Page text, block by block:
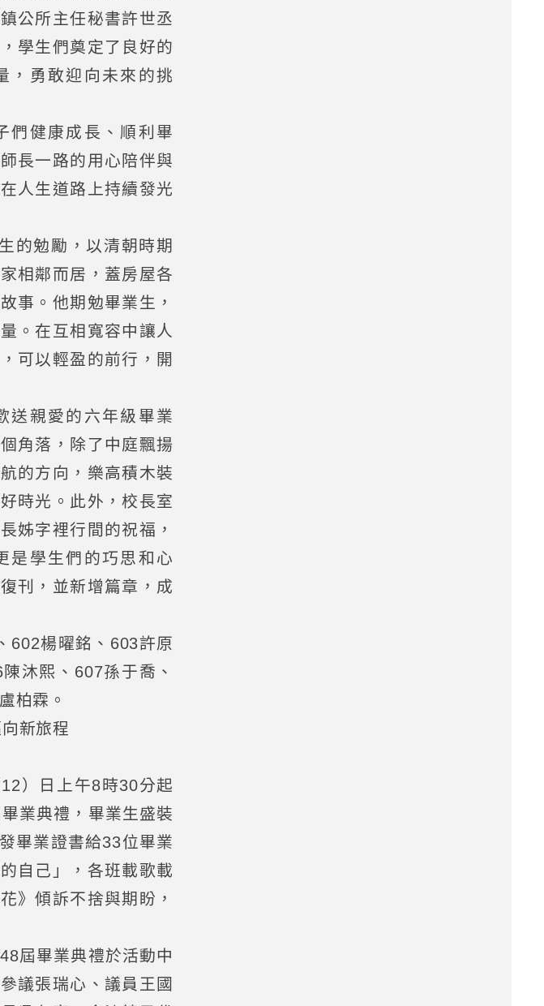
公所主任秘書許世丞
學生們奠定了良好的
，勇敢迎向未來的挑
們健康成長、順利畢
長一路的用心陪伴與
人生道路上持續發光
的勉勵，以清朝時期
相鄰而居，蓋房屋各
事。他期勉畢業生，
。在互相寬容中讓人
可以輕盈的前行，開
送親愛的六年級畢業
角落，除了中庭飄揚
的方向，樂高積木裝
時光。此外，校長室
姊字裡行間的祝福，
是學生們的巧思和心
刊，並新增篇章，成
602楊曜銘、603許原
沐熙、607孫于喬、
柏霖。
新旅程
）日上午8時30分起
業典禮，畢業生盛裝
畢業證書給33位畢業
自己」，各班載歌載
》傾訴不捨與期盼，
屆畢業典禮於活動中
議張瑞心、議員王國